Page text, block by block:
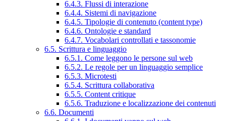
6.4.3. Flussi di interazione
6.4.4. Sistemi di navigazione
6.4.5. Tipologie di contenuto (content type)
6.4.6. Ontologie e standard
6.4.7. Vocabolari controllati e tassonomie
6.5. Scrittura e linguaggio
6.5.1. Come leggono le persone sul web
6.5.2. Le regole per un linguaggio semplice
6.5.3. Microtesti
6.5.4. Scrittura collaborativa
6.5.5. Content critique
6.5.6. Traduzione e localizzazione dei contenuti
6.6. Documenti